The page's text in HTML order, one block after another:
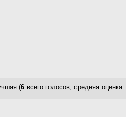
(6 всего голосов, средняя оценка: